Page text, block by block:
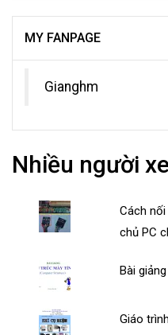
MY FANPAGE
Gianghm
Nhiều người
Cách
chủ PC
Bài
Giáo